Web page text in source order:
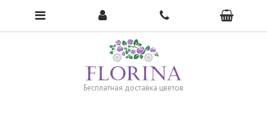
Бесплатная доставка цветов
Чтобы открыть меню, нажмите сюда →